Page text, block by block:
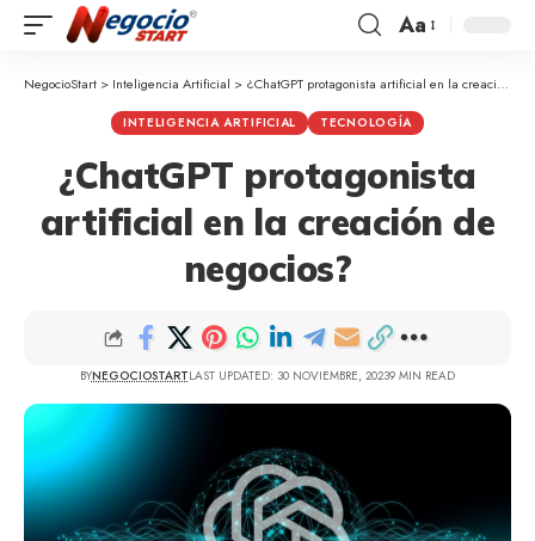
Aa
NegocioStart > Inteligencia Artificial > ¿ChatGPT protagonista artificial en la creación de negocios?
INTELIGENCIA ARTIFICIAL TECNOLOGÍA
¿ChatGPT protagonista
artificial en la creación de
negocios?
BYNEGOCIOSTARTLAST UPDATED: 30 NOVIEMBRE, 20239 MIN READ